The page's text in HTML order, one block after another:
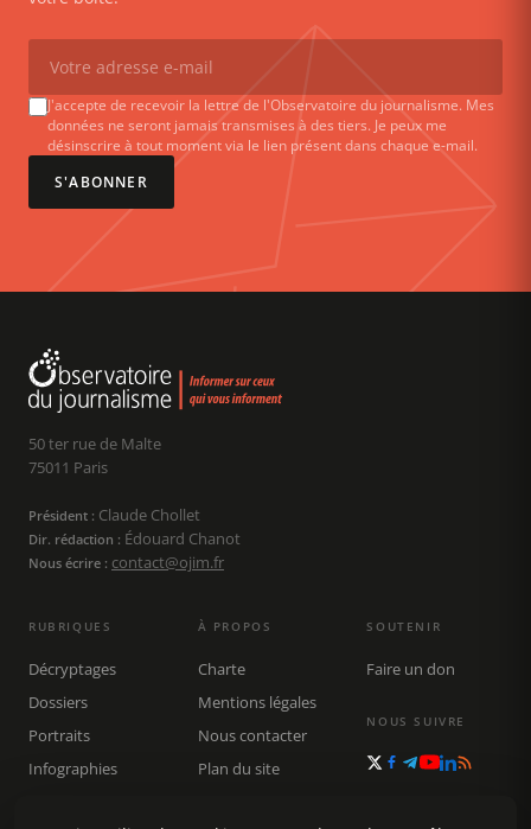
J'accepte de recevoir la lettre de l'Observatoire du journalisme. Mes
données ne seront jamais transmises à des tiers. Je peux me
désinscrire à tout moment via le lien présent dans chaque e-mail.
S'ABONNER
50 ter rue de Malte
75011 Paris
Président : Claude Chollet
Dir. rédaction : Édouard Chanot
Nous écrire : contact@ojim.fr
RUBRIQUES
Décryptages
Dossiers
Portraits
Infographies
À PROPOS
Charte
Mentions légales
Nous contacter
Plan du site
SOUTENIR
Faire un don
NOUS SUIVRE